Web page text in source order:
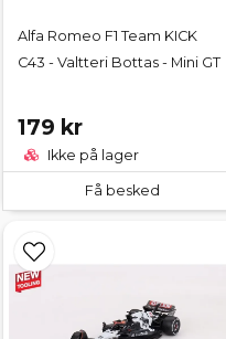
Alfa Romeo F1 Team KICK
C43 - Valtteri Bottas - Mini GT
179 kr
Ikke på lager
Få besked